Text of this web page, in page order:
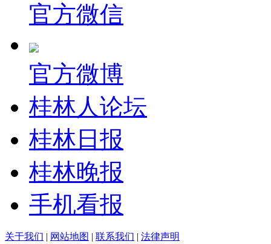
官方微信
官方微博
桂林人论坛
桂林日报
桂林晚报
手机看报
关于我们 | 网站地图 | 联系我们 | 法律声明